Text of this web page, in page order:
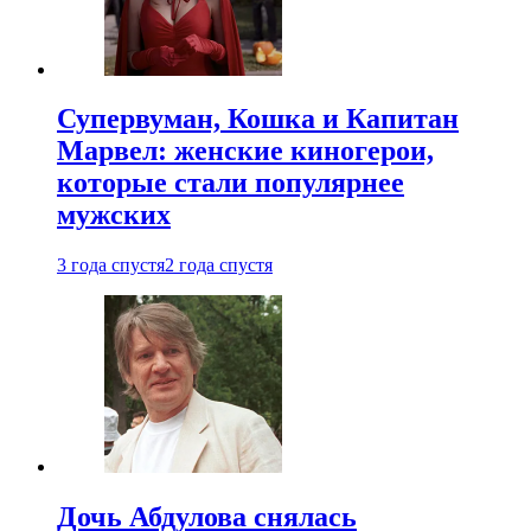
Супервуман, Кошка и Капитан
Марвел: женские киногерои,
которые стали популярнее
мужских
3 года спустя2 года спустя
Дочь Абдулова снялась